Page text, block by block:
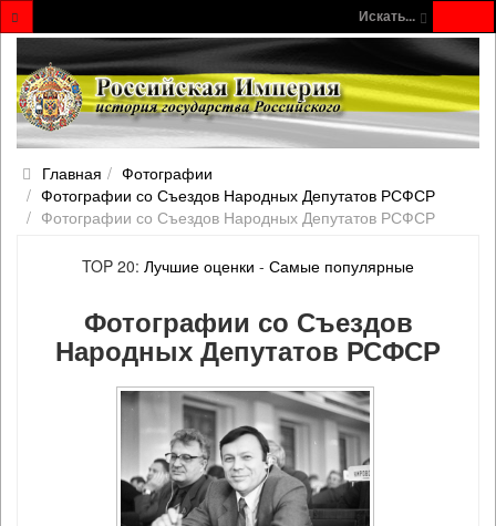
Искать...
Главная
Фотографии
Фотографии со Съездов Народных Депутатов РСФСР
Фотографии со Съездов Народных Депутатов РСФСР
TOP 20: Лучшие оценки - Самые популярные
Фотографии со Съездов
Народных Депутатов РСФСР